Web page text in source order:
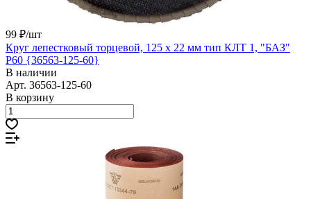
99 ₽/шт
Круг лепестковый торцевой, 125 х 22 мм тип КЛТ 1, "БАЗ"
Р60 {36563-125-60}
В наличии
Арт. 36563-125-60
В корзину